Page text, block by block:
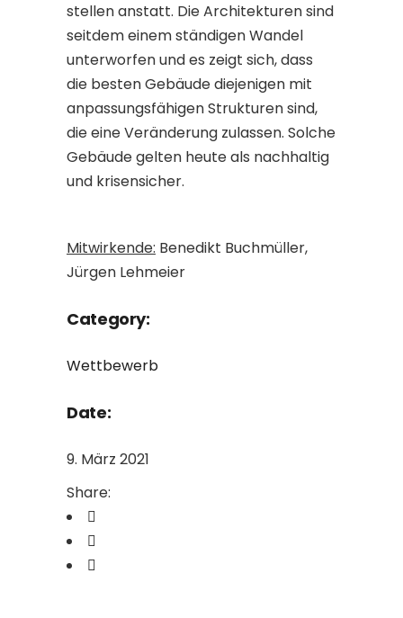
stellen anstatt. Die Architekturen sind
seitdem einem ständigen Wandel
unterworfen und es zeigt sich, dass
die besten Gebäude diejenigen mit
anpassungsfähigen Strukturen sind,
die eine Veränderung zulassen. Solche
Gebäude gelten heute als nachhaltig
und krisensicher.
Mitwirkende: Benedikt Buchmüller,
Jürgen Lehmeier
Category:
Wettbewerb
Date:
9. März 2021
Share: